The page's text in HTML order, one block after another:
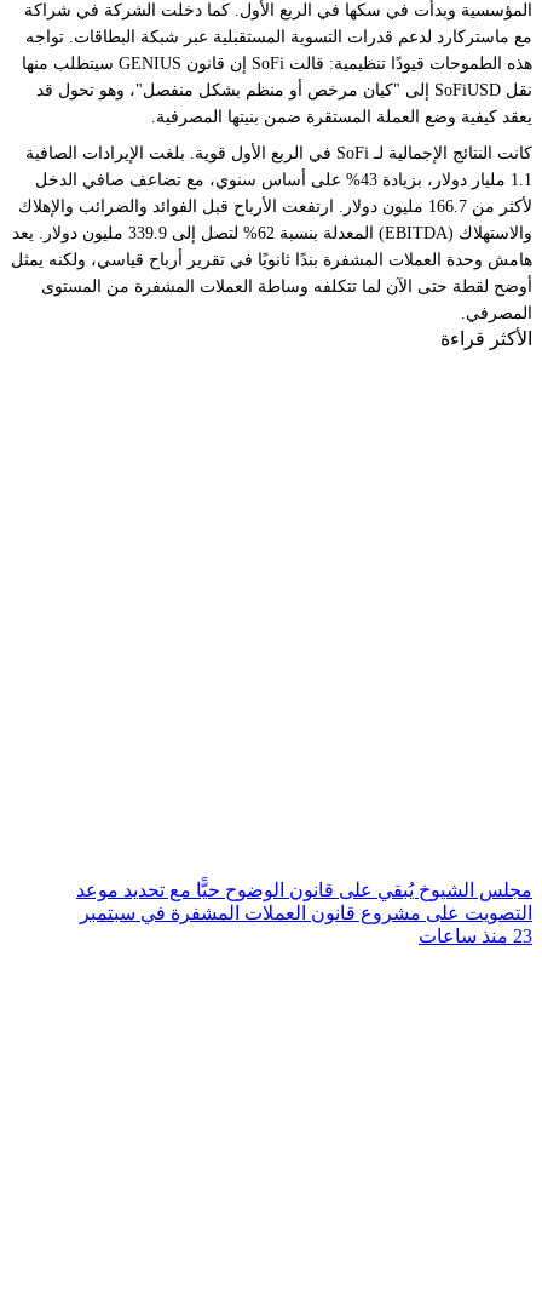
المؤسسية وبدأت في سكها في الربع الأول. كما دخلت الشركة في شراكة
مع ماستركارد لدعم قدرات التسوية المستقبلية عبر شبكة البطاقات. تواجه
هذه الطموحات قيودًا تنظيمية: قالت SoFi إن قانون GENIUS سيتطلب منها
نقل SoFiUSD إلى "كيان مرخص أو منظم بشكل منفصل"، وهو تحول قد
يعقد كيفية وضع العملة المستقرة ضمن بنيتها المصرفية.
كانت النتائج الإجمالية لـ SoFi في الربع الأول قوية. بلغت الإيرادات الصافية
1.1 مليار دولار، بزيادة 43% على أساس سنوي، مع تضاعف صافي الدخل
لأكثر من 166.7 مليون دولار. ارتفعت الأرباح قبل الفوائد والضرائب والإهلاك
والاستهلاك (EBITDA) المعدلة بنسبة 62% لتصل إلى 339.9 مليون دولار. يعد
هامش وحدة العملات المشفرة بندًا ثانويًا في تقرير أرباح قياسي، ولكنه يمثل
أوضح لقطة حتى الآن لما تتكلفه وساطة العملات المشفرة من المستوى
المصرفي.
الأكثر قراءة
مجلس الشيوخ يُبقي على قانون الوضوح حيًّا مع تحديد موعد
التصويت على مشروع قانون العملات المشفرة في سبتمبر
23 منذ ساعات